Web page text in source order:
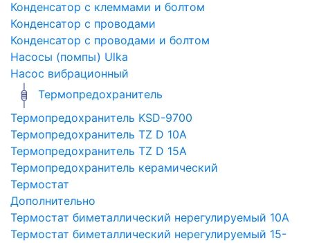
Конденсатор с клеммами и болтом
Конденсатор с проводами
Конденсатор с проводами и болтом
Насосы (помпы) Ulka
Насос вибрационный
Термопредохранитель
Термопредохранитель KSD-9700
Термопредохранитель TZ D 10A
Термопредохранитель TZ D 15A
Термопредохранитель керамический
Термостат
Дополнительно
Термостат биметаллический нерегулируемый 10A
Термостат биметаллический нерегулируемый 15-